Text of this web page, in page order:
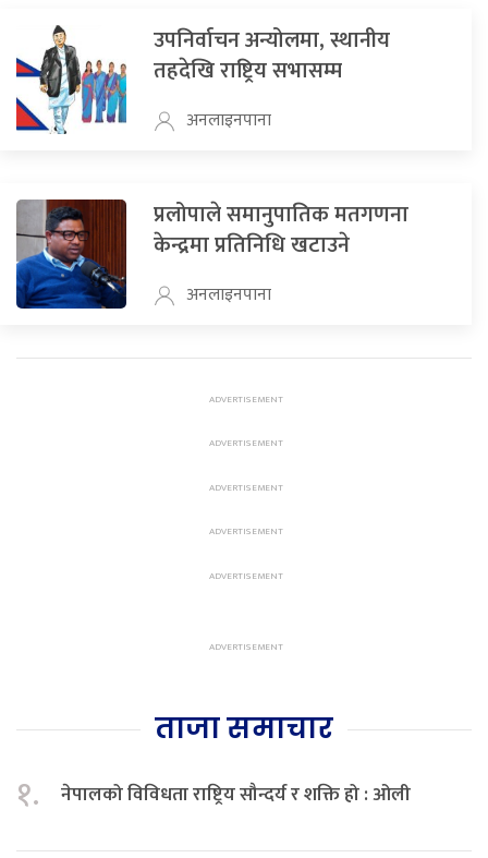
उपनिर्वाचन अन्योलमा, स्थानीय
तहदेखि राष्ट्रिय सभासम्म
अनलाइनपाना
प्रलोपाले समानुपातिक मतगणना
केन्द्रमा प्रतिनिधि खटाउने
अनलाइनपाना
ताजा समाचार
१. नेपालको विविधता राष्ट्रिय सौन्दर्य र शक्ति हो : ओली